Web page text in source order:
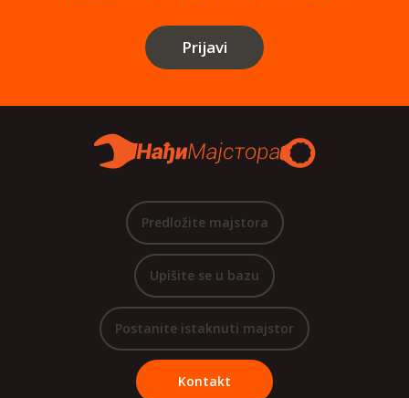
Prijavi
Predložite majstora
Upišite se u bazu
Postanite istaknuti majstor
Kontakt